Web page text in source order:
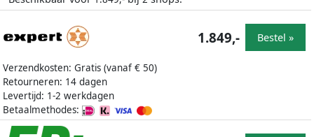
Verzendkosten: Gratis (vanaf € 50)
Retourneren: 14 dagen
Levertijd: 1-2 werkdagen
Betaalmethodes:
1.849,- Bestel »